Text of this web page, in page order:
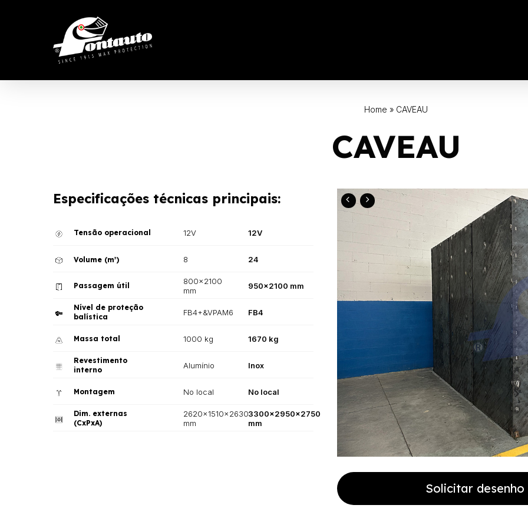
Home » CAVEAU
CAVEAU
Especificações técnicas principais:
Tensão operacional 12V 12V
Volume (m3) 8 24
Passagem útil
800x2100
mm
950x2100 mm
Nível de proteção
balística
FB4+&VPAM6 FB4
Massa total 1000 kg 1670 kg
Revestimento
interno
Alumínio Inox
Montagem No local No local
Dim. externas
(CxPxA)
2620x1510x2630
mm
3300x2950x2750
mm
Solicitar